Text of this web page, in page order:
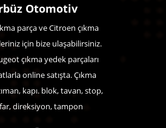
Otomotiv
parça ve Citroen çıkma
için bize ulaşabilirsiniz.
çıkma yedek parçaları
online satışta. Çıkma
kapı. blok, tavan, stop,
direksiyon, tampon